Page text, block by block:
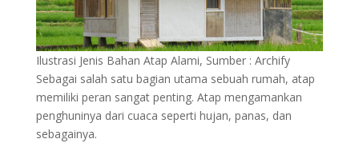
Ilustrasi Jenis Bahan Atap Alami, Sumber : Archify
Sebagai salah satu bagian utama sebuah rumah, atap
memiliki peran sangat penting. Atap mengamankan
penghuninya dari cuaca seperti hujan, panas, dan
sebagainya.